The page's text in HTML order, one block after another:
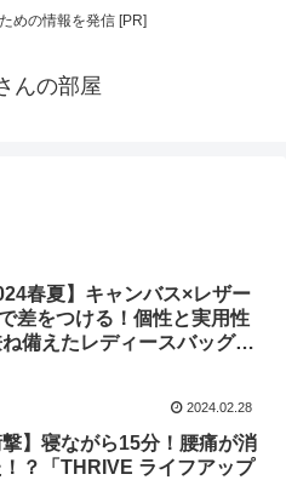
めの情報を発信 [PR]
んの部屋
春夏】キャンバス×レザー
差をつける！個性と実用性
備えたレディースバッグ特
2024.02.28
撃】寝ながら15分！腰痛が消
！？「THRIVE ライフアップ